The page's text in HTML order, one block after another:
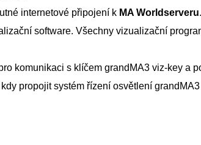
internetové připojení k MA Worldserveru
software. Všechny vizualizační
komunikaci s klíčem grandMA3 viz-key a
propojit systém řízení osvětlení